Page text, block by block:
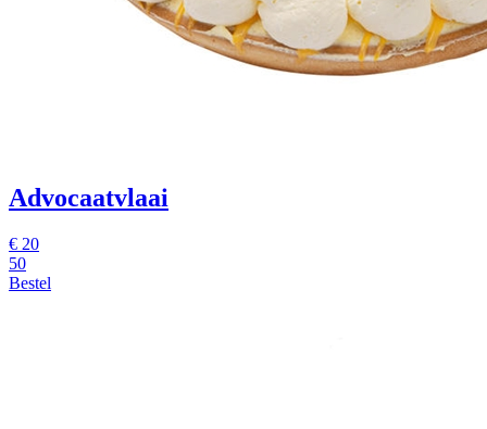
Advocaatvlaai
€ 20
50
Bestel